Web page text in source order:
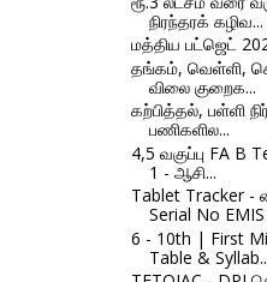
நிரந்தரக் கழிவ...
மத்திய பட்ஜெட்
தங்கம், வெள்ளி,
விலை குறைக...
கற்பித்தல், பள்ளி
பணிகளில...
4,5 வகுப்பு FA B
1 - ஆசி...
Tablet Tracker
Serial No EMIS
6 - 10th | First
Table &